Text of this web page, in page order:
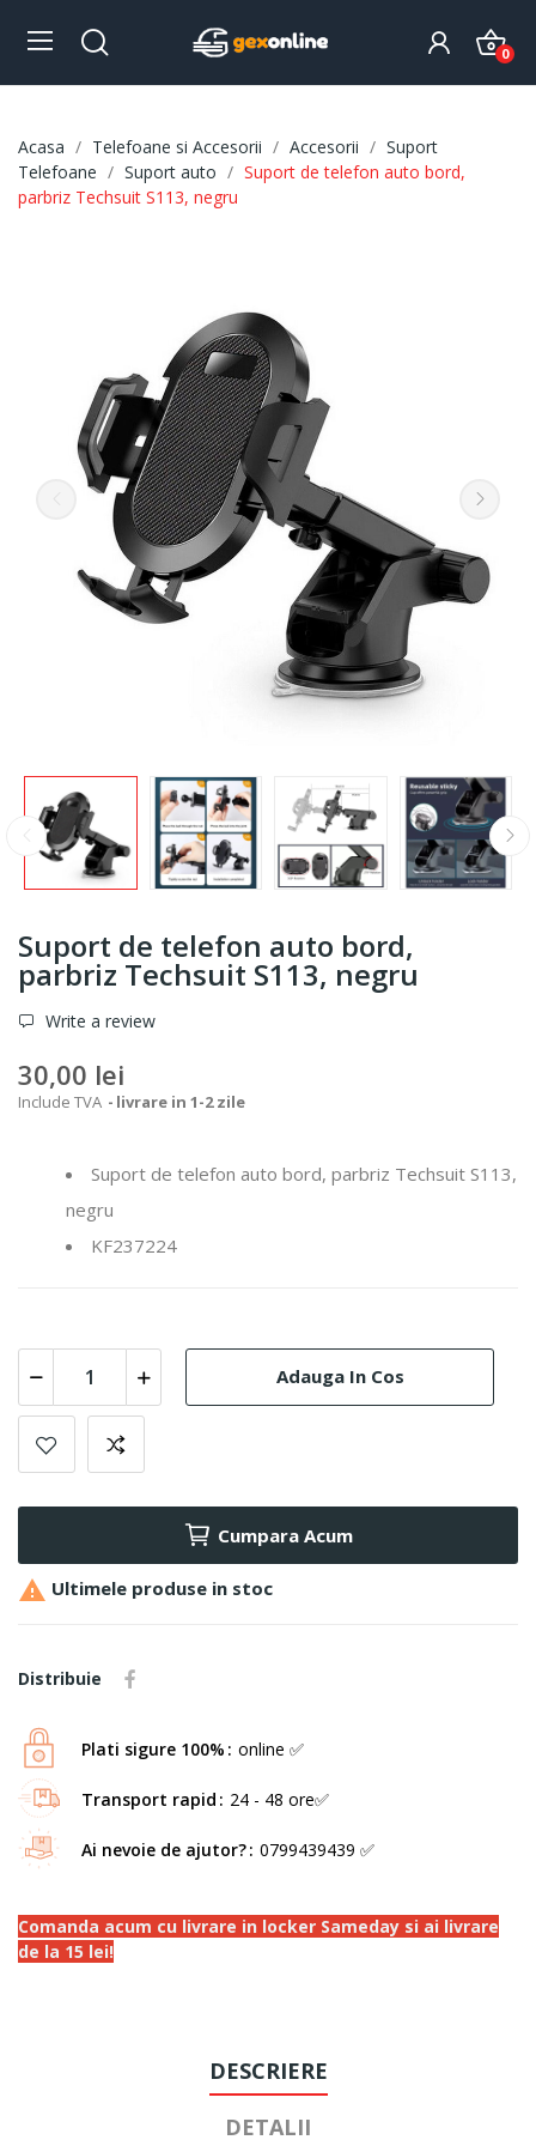
0
Acasa Telefoane si Accesorii Accesorii
Suport
Telefoane
Suport auto
Suport de telefon auto bord,
parbriz Techsuit S113, negru
Suport de telefon auto bord,
parbriz Techsuit S113, negru
Write a review
30,00 lei
Include TVA livrare in 1-2 zile
Suport de telefon auto bord, parbriz Techsuit S113,
negru
KF237224
Adauga In Cos
Cumpara Acum
 Ultimele produse in stoc
Distribuie
Plati sigure 100% online ✅
Transport rapid 24 - 48 ore✅
Ai nevoie de ajutor? 0799439439 ✅
Comanda acum cu livrare in locker Sameday si ai livrare
de la 15 lei!
DESCRIERE
DETALII